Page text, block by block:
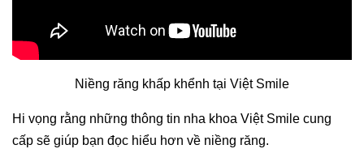
Niềng răng khấp khểnh tại Việt Smile
Hi vọng rằng những thông tin nha khoa Việt Smile cung
cấp sẽ giúp bạn đọc hiểu hơn về niềng răng.